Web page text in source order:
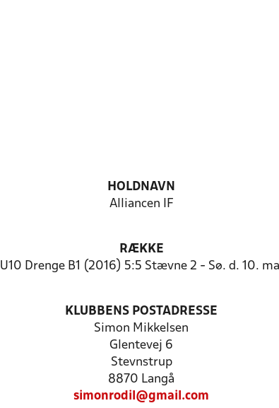
HOLDNAVN
Alliancen IF
RÆKKE
U10 Drenge B1 (2016) 5:5 Stævne 2 - Sø. d. 10.
KLUBBENS POSTADRESSE
Simon Mikkelsen
Glentevej 6
Stevnstrup
8870 Langå
simonrodil@gmail.com